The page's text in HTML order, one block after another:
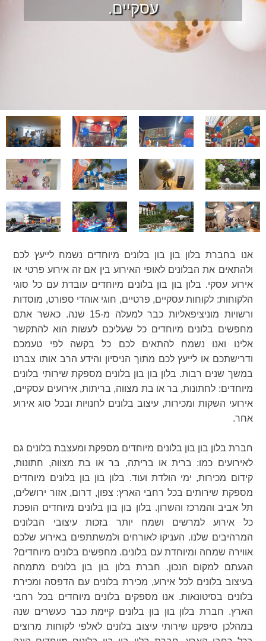
עסקיים.
אנו בחברת בלון בון בון בלונים מיוחדים נשמח לייעץ לכם
ולהתאים את הבלונים לאופי האירוע בין אם זה אירוע פרטי או
אירוע עסקי. בלון בון בון בלונים מיוחדים עובדת עם כל סוגי
הלקוחות: לקוחות עסקיים, פרטיים, חוגי אוהדי ספורט, מוסדות
ורשויות מוניציפאליות כבר למעלה מ-15 שנה. כאשר אתם
מחפשים בלונים מיוחדים כל שעליכם לעשות הוא להתקשר
אלינו ואנו נשמח להתאים לכם כל בקשה לפי טעמכם
ודרישתכם או לייעץ לכם מתוך הניסיון והידע הרב אותו צברנו
במשך שנים רבות. בלון בון בון בלונים מספקת שירותי בלונים
מיוחדים: לחתונות, בר או בת מצווה, בריתות, אירועים עסקיים,
אירועי השקות ומכירות, עיצוב בלונים לחנויות ובכל סוג אירוע
אחר.
חברת בלון בון בון בלונים מיוחדים מספקת ומעצבת בלונים גם
לאירועים כמו: ברית או בריתה, בר או בת מצווה, חתונות,
קידום מכירות, ימי הולדת ועוד. בלון בון בון בלונים מיוחדים
מספקת שירותים בכל רחבי הארץ: צפון, דרום, אזור ירושלים,
תל אביב והמרכז והשרון. בלון בון בון בלונים מיוחדים הופכת
כל אירוע למרשים ושמח יותר בזכות עיצובי הבלונים
המרהיבים שלנו. העניקו לאורחים ולמשתתפים באירוע שלכם
אווירה שמחה ומיוחדת עם בלונים. מחפשים בלונים מיוחדים?
הגעתם למקום הנכון. חברת בלון בון בון בלונים מתמחה
בעיצוב בלונים לכל אירוע, מכירת בלונים עם הדפסה ומכירת
בלונים בסיטונאות. אנו מספקים בלונים מיוחדים בכל רחבי
הארץ. חברת בלון בון בון בלונים קיימת כבר כעשרים שנה
במהלכן סיפקנו שירותי עיצוב בלונים לאלפי לקוחות מרוצים